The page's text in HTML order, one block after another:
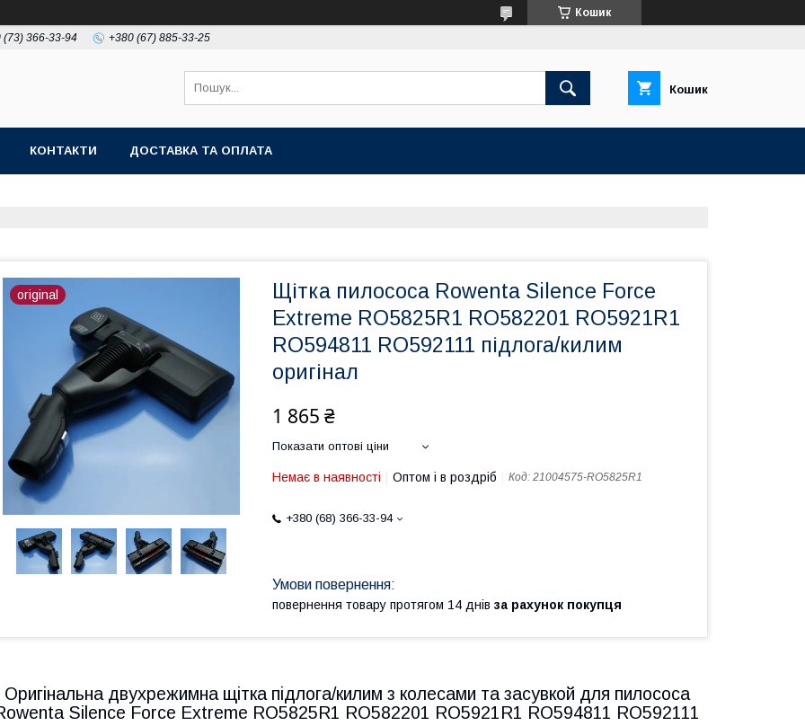
Кошик
(73) 366-33-94 +380 (67) 885-33-25
Кошик
КОНТАКТИ ДОСТАВКА ТА ОПЛАТА
original
Щітка пилососа Rowenta Silence Force
Extreme RO5825R1 RO582201 RO5921R1
RO594811 RO592111 підлога/килим
оригінал
1 865 ₴
Показати оптові ціни
Немає в наявності Оптом і в роздріб Код: 21004575-RO5825R1
+380 (68) 366-33-94
повернення товару протягом 14 днів за рахунок покупця
Оригінальна двухрежимна щітка підлога/килим з колесами та засувкой для пилососа
Silence Force Extreme RO5825R1 RO582201 RO5921R1 RO594811 RO592111